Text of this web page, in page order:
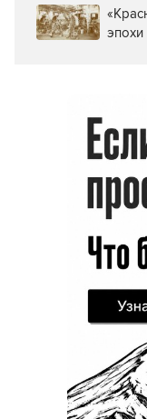
Также вам
а
Как
эпохи